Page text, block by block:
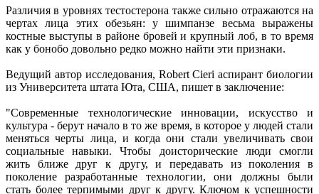
Различия в уровнях тестостерона также сильно отражаются на
чертах лица этих обезьян: у шимпанзе весьма выражены
костные выступы в районе бровей и крупный лоб, в то время
как у бонобо довольно редко можно найти эти признаки.
Ведущий автор исследования, Robert Cieri аспирант биологии
из Университета штата Юта, США, пишет в заключение:
"Современные технологические инновации, искусство и
культура - берут начало в то же время, в которое у людей стали
меняться черты лица, и когда они стали увеличивать свои
социальные навыки. Чтобы доисторические люди смогли
жить ближе друг к другу, и передавать из поколения в
поколение разработанные технологии, они должны были
стать более терпимыми друг к другу. Ключом к успешности